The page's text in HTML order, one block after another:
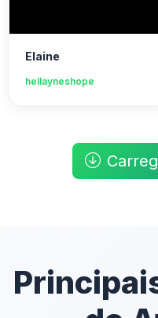
Elaine
hellayneshope